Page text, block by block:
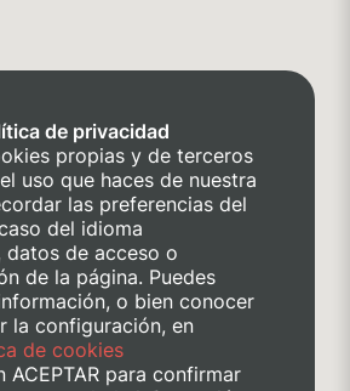
de privacidad
propias y de terceros
uso que haces de nuestra
las preferencias del
del idioma
datos de acceso o
de la página. Puedes
o bien conocer
la configuración, en
de cookies
ACEPTAR para confirmar